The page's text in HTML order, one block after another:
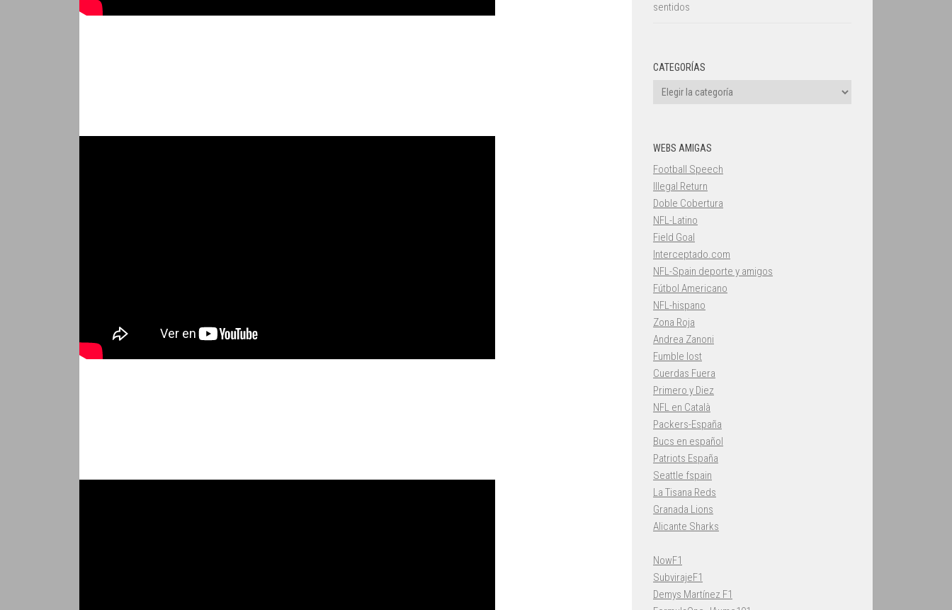
sentidos
CATEGORÍAS
Categorías
WEBS AMIGAS
Football Speech
Illegal Return
Doble Cobertura
NFL-Latino
Field Goal
Interceptado.com
NFL-Spain deporte y amigos
Fútbol Americano
NFL-hispano
Zona Roja
Andrea Zanoni
Fumble lost
Cuerdas Fuera
Primero y Diez
NFL en Català
Packers-España
Bucs en español
Patriots España
Seattle fspain
La Tisana Reds
Granada Lions
Alicante Sharks
NowF1
SubvirajeF1
Demys Martínez F1